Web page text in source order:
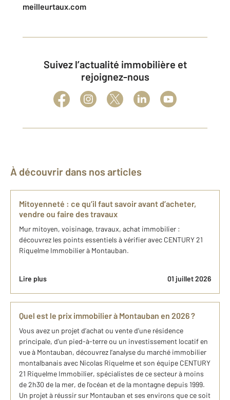
meilleurtaux.com
Suivez l’actualité immobilière et
rejoignez-nous
À découvrir dans nos articles
Mitoyenneté : ce qu’il faut savoir avant d’acheter,
vendre ou faire des travaux
Mur mitoyen, voisinage, travaux, achat immobilier :
découvrez les points essentiels à vérifier avec CENTURY 21
Riquelme Immobilier à Montauban.
Lire plus 01 juillet 2026
Quel est le prix immobilier à Montauban en 2026 ?
Vous avez un projet d’achat ou vente d’une résidence
principale, d’un pied-à-terre ou un investissement locatif en
vue à Montauban, découvrez l’analyse du marché immobilier
montalbanais avec Nicolas Riquelme et son équipe CENTURY
21 Riquelme Immobilier, spécialistes de ce secteur à moins
de 2h30 de la mer, de l'océan et de la montagne depuis 1999.
Un projet à réussir sur Montauban et ses environs que ce soit